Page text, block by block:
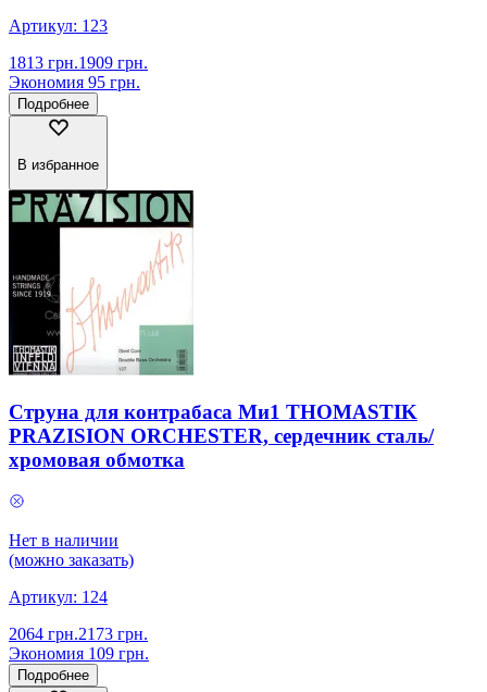
Артикул: 123
1813 грн.1909 грн.
Экономия 95 грн.
Подробнее
В избранное
Струна для контрабаса Ми1 THOMASTIK
PRAZISION ORCHESTER, сердечник сталь/
хромовая обмотка
Нет в наличии
(можно заказать)
Артикул: 124
2064 грн.2173 грн.
Экономия 109 грн.
Подробнее